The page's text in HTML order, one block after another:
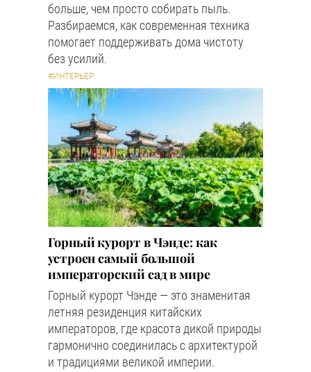
больше, чем просто собирать пыль.
Разбираемся, как современная техника
помогает поддерживать дома чистоту
без усилий.
#ИНТЕРЬЕР
Горный курорт в Чэнде: как
устроен самый большой
императорский сад в мире
Горный курорт Чэнде — это знаменитая
летняя резиденция китайских
императоров, где красота дикой природы
гармонично соединилась с архитектурой
и традициями великой империи.